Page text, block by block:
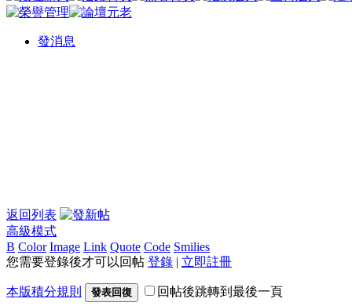
發消息
返回列表
高級模式
B Color Image Link Quote Code Smilies
您需要登錄後才可以回帖 登錄 | 立即註冊
本版積分規則 發表回復 回帖後跳轉到最後一頁